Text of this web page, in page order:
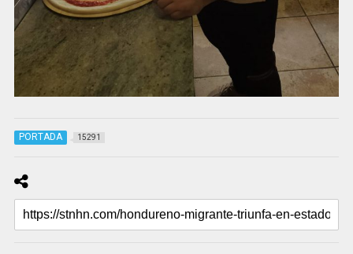
PORTADA 15291